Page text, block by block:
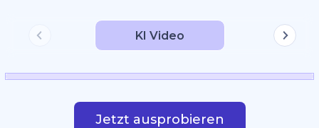
KI Video
Jetzt ausprobieren